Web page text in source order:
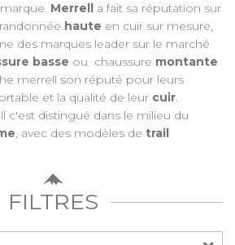
Merrell a fait sa réputation sur
haute en cuir sur mesure,
des marques leader sur le marché
basse ou chaussure montante
merrell son réputé pour leurs
et la qualité de leur cuir.
c'est distingué dans le milieu du
, avec des modèles de trail
FILTRES